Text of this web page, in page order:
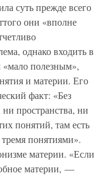
суть прежде всего
они «вполне
однако входить в
«мало полезным»,
и материи. Его
факт: «Без
пространства, ни
понятий, там есть
понятиями».
материи. «Если
материи, —